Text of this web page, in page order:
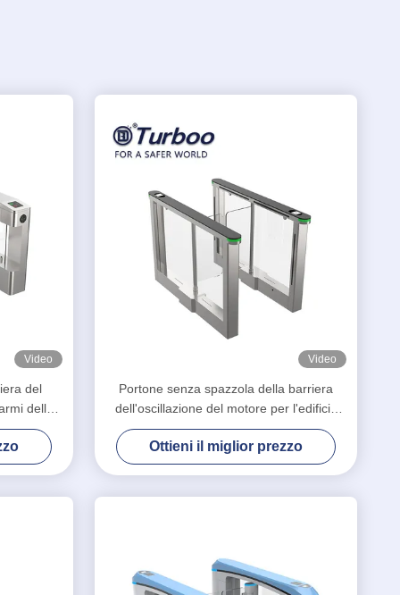
Video
del
della
Video
Portone senza spazzola della barriera
dell'oscillazione del motore per l'edificio
per uffici/barriera pedonale 600-900mm
dell'oscillazione
Ottieni il miglior prezzo